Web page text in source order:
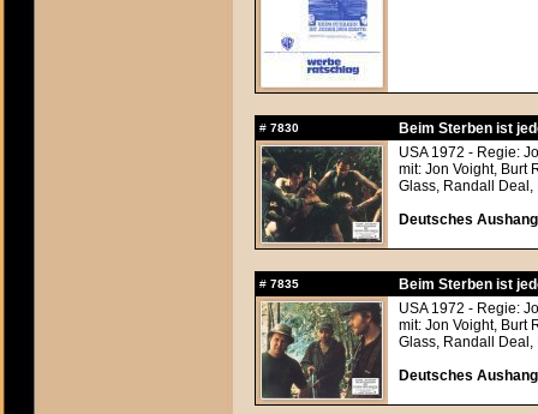
# 7830
Beim Sterben ist
USA 1972 - Regie:
mit: Jon Voight, Burt
Glass, Randall Deal,
Deutsches
# 7835
Beim Sterben ist
USA 1972 - Regie:
mit: Jon Voight, Burt
Glass, Randall Deal,
Deutsches